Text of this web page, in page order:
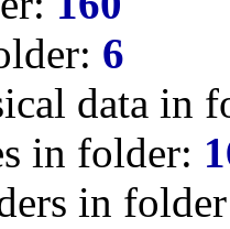
6
data in
in folder:
in